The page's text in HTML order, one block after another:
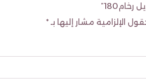
الإلزامية مشار إليها بـ*